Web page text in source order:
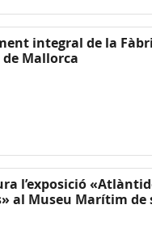
integral de la
Mallorca
l’exposició
al Museu Marítim de